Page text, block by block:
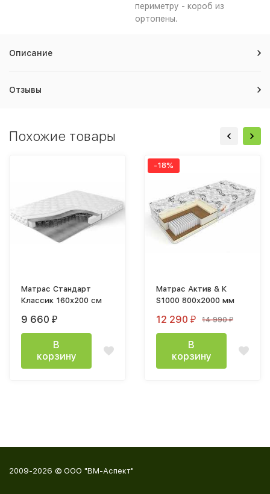
периметру - короб из
ортопены.
Описание
Отзывы
Похожие товары
Матрас Стандарт
Классик 160x200 см
9 660 ₽
В
корзину
-18%
Матрас Актив & К
S1000 800х2000 мм
12 290 ₽ 14 990₽
В
корзину
2009-2026 © ООО "ВМ-Аспект"